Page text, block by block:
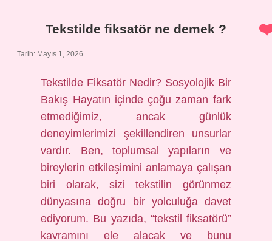
Tekstilde fiksatör ne demek ?
Tarih: Mayıs 1, 2026
Tekstilde Fiksatör Nedir? Sosyolojik Bir
Bakış Hayatın içinde çoğu zaman fark
etmediğimiz, ancak günlük
deneyimlerimizi şekillendiren unsurlar
vardır. Ben, toplumsal yapıların ve
bireylerin etkileşimini anlamaya çalışan
biri olarak, sizi tekstilin görünmez
dünyasına doğru bir yolculuğa davet
ediyorum. Bu yazıda, “tekstil fiksatörü”
kavramını ele alacak ve bunu